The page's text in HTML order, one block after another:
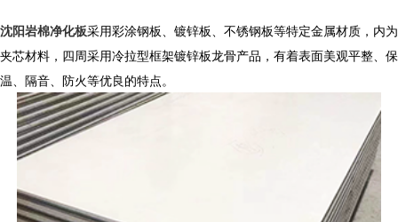
沈阳岩棉净化板采用彩涂钢板、镀锌板、不锈钢板等特定金属材质，内为
夹芯材料，四周采用冷拉型框架镀锌板龙骨产品，有着表面美观平整、保
温、隔音、防火等优良的特点。